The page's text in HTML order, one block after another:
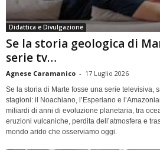
Didattica e Divulgazione
Se la storia geologica di
serie tv…
Agnese Caramanico - 17 Luglio 2026
Se la storia di Marte fosse una serie televisiva,
stagioni: il Noachiano, l’Esperiano e
miliardi di anni di evoluzione planetaria, tra
eruzioni vulcaniche, perdita dell’atmosfera e
mondo arido che osserviamo oggi.